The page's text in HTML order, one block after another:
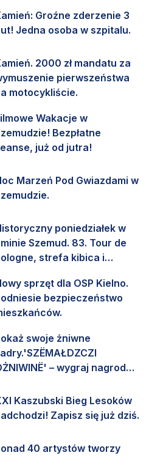
Groźne zderzenie 3
Jedna osoba w szpitalu.
2000 zł mandatu za
pierwszeństwa
motocykliście.
Wakacje w
Bezpłatne
już od jutra!
Marzeń Pod Gwiazdami w
poniedziałek w
Szemud. 83. Tour de
strefa kibica i
sprzęt dla OSP Kielno.
bezpieczeństwo
swoje żniwne
– wygraj nagrody
Kaszubski Bieg Lesoków
Zapisz się już dziś.
40 artystów tworzy